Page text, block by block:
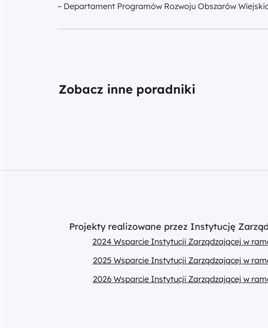
– Departament Programów Rozwoju Obszarów
Zobacz inne poradniki
Projekty realizowane przez Instytucję
2024 Wsparcie Instytucji Zarządzającej w
2025 Wsparcie Instytucji Zarządzającej w
2026 Wsparcie Instytucji Zarządzającej w